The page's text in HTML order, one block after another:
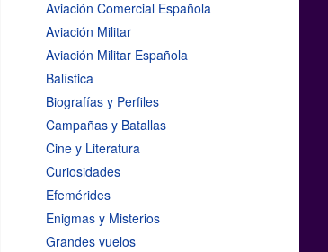
Aviación Comercial Española
Aviación Militar
Aviación Militar Española
Balística
Biografías y Perfiles
Campañas y Batallas
Cine y Literatura
Curiosidades
Efemérides
Enigmas y Misterios
Grandes vuelos